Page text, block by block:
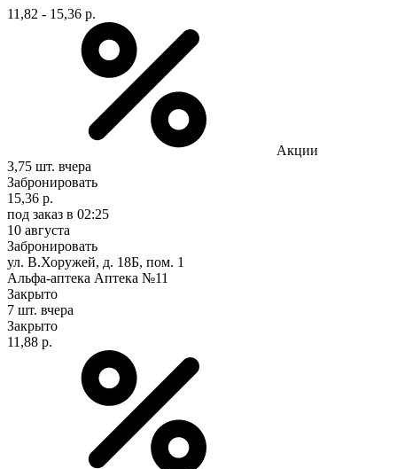
11,82 - 15,36 р.
Акции
3,75 шт. вчера
Забронировать
15,36 р.
под заказ в 02:25
10 августа
Забронировать
ул. В.Хоружей, д. 18Б, пом. 1
Альфа-аптека Аптека №11
Закрыто
7 шт. вчера
Закрыто
11,88 р.